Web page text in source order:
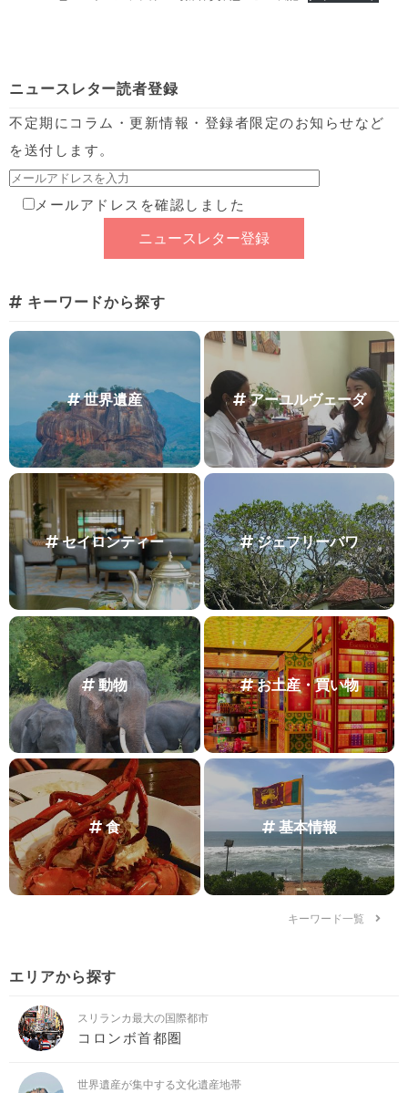
ニュースレター読者登録
不定期にコラム・更新情報・登録者限定のお知らせなど
を送付します。
メールアドレスを確認しました
キーワードから探す
世界遺産 アーユルヴェーダ
セイロンティー ジェフリーバワ
動物 お土産・買い物
食 基本情報
キーワード一覧
エリアから探す
スリランカ最大の国際都市
コロンボ首都圏
世界遺産が集中する文化遺産地帯